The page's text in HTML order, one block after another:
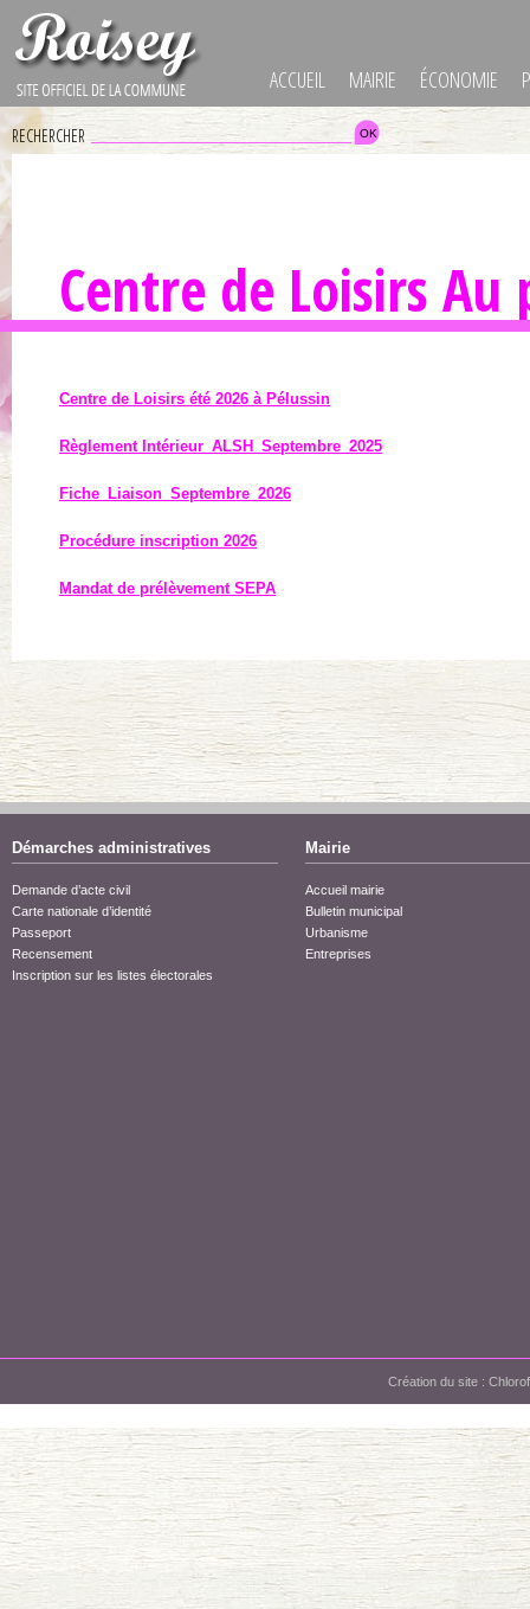
ACCUEIL MAIRIE ÉCONOMIE
RECHERCHER
Centre de Loisirs Au
Centre de Loisirs été 2026 à Pélussin
Règlement Intérieur_ALSH_Septembre_2025
Fiche_Liaison_Septembre_2026
Procédure inscription 2026
Mandat de prélèvement SEPA
Démarches administratives
Demande d’acte civil
Carte nationale d’identité
Passeport
Recensement
Inscription sur les listes électorales
Mairie
Accueil mairie
Bulletin municipal
Urbanisme
Entreprises
Création du site :